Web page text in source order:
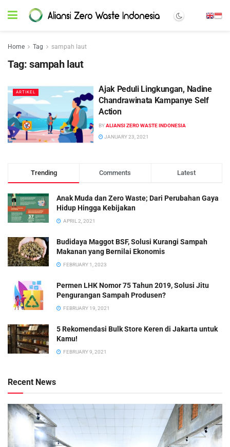
Home Tag sampah laut
Tag: sampah laut
ARTIKEL
Ajak Peduli Lingkungan, Nadine
Chandrawinata Kampanye Self
Action
BYALIANSI ZERO WASTE INDONESIA
JANUARY 23, 2021
Trending Comments Latest
Anak Muda dan Zero Waste; Dari Perubahan Gaya
Hidup Hingga Kebijakan
APRIL 2, 2021
Budidaya Maggot BSF, Solusi Kurangi Sampah
Makanan yang Bernilai Ekonomis
FEBRUARY 1, 2023
Permen LHK Nomor 75 Tahun 2019, Solusi Jitu
Pengurangan Sampah Produsen?
FEBRUARY 19, 2021
5 Rekomendasi Bulk Store Keren di Jakarta untuk
Kamu!
FEBRUARY 9, 2021
Recent News